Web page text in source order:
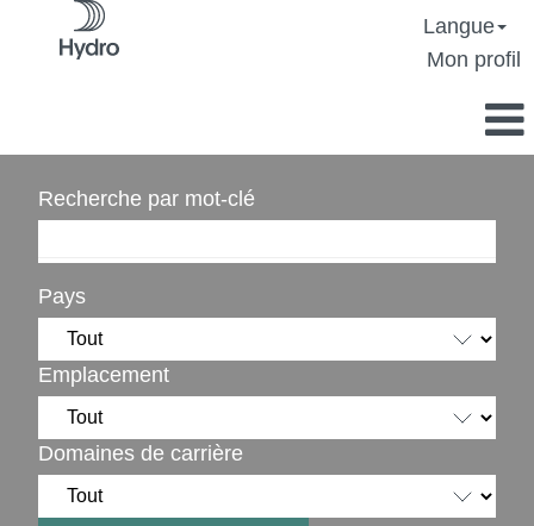
Langue
Mon profil
Recherche par mot-clé
Pays
Emplacement
Domaines de carrière